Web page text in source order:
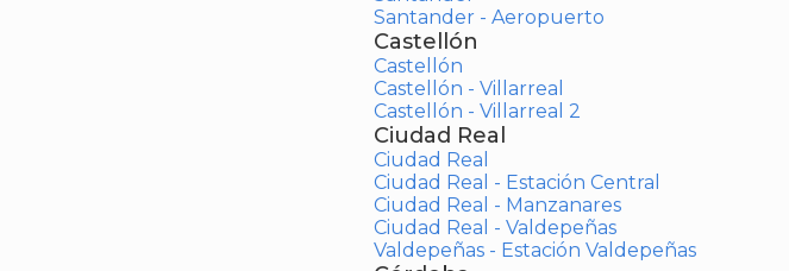
Santander - Aeropuerto
Castellón
Castellón
Castellón - Villarreal
Castellón - Villarreal 2
Ciudad Real
Ciudad Real
Ciudad Real - Estación Central
Ciudad Real - Manzanares
Ciudad Real - Valdepeñas
Valdepeñas - Estación Valdepeñas